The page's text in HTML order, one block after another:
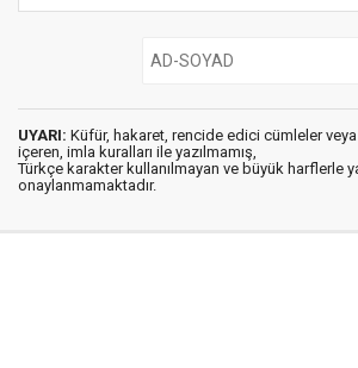
UYARI: Küfür, hakaret, rencide edici cümleler veya
içeren, imla kuralları ile yazılmamış,
Türkçe karakter kullanılmayan ve büyük harflerle
onaylanmamaktadır.